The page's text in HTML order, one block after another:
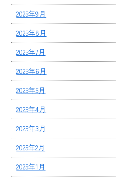
2025年9月
2025年8月
2025年7月
2025年6月
2025年5月
2025年4月
2025年3月
2025年2月
2025年1月